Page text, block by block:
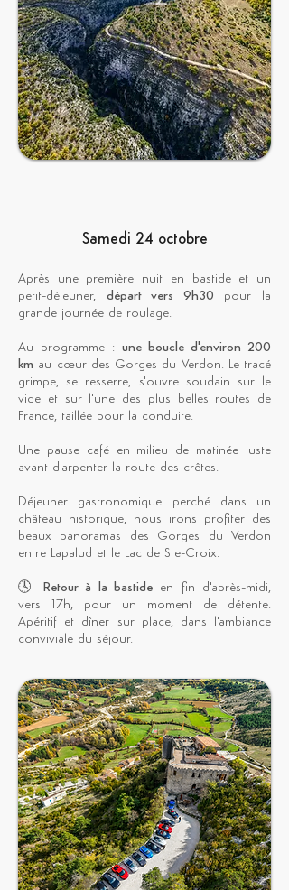
Samedi 24 octobre
Après une première nuit en bastide et un
petit-déjeuner, départ vers 9h30 pour la
grande journée de roulage.
Au programme : une boucle d'environ 200
km au cœur des Gorges du Verdon. Le tracé
grimpe, se resserre, s'ouvre soudain sur le
vide et sur l'une des plus belles routes de
France, taillée pour la conduite.
Une pause café en milieu de matinée juste
avant d'arpenter la route des crêtes.
Déjeuner gastronomique perché dans un
château historique, nous irons profiter des
beaux panoramas des Gorges du Verdon
entre Lapalud et le Lac de Ste-Croix.
🕓 Retour à la bastideen fin d'après-midi,
vers 17h, pour un moment de détente.
Apéritif et dîner sur place, dans l'ambiance
conviviale du séjour.